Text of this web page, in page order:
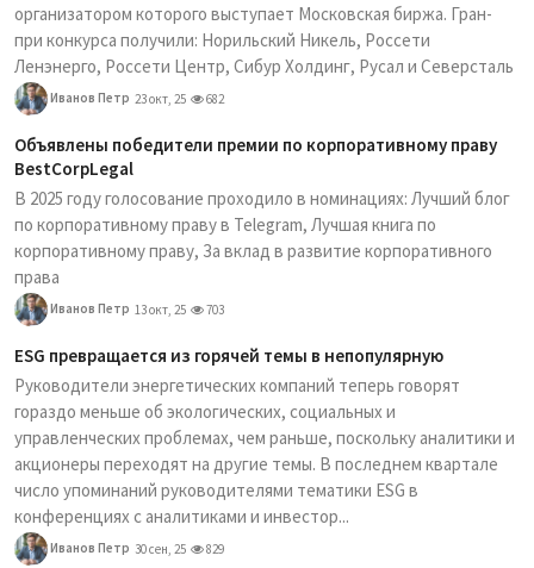
организатором которого выступает Московская биржа. Гран-
при конкурса получили: Норильский Никель, Россети
Ленэнерго, Россети Центр, Сибур Холдинг, Русал и Северсталь
Иванов Петр 23 окт, 25 682
Объявлены победители премии по корпоративному праву
BestCorpLegal
В 2025 году голосование проходило в номинациях: Лучший блог
по корпоративному праву в Telegram, Лучшая книга по
корпоративному праву, За вклад в развитие корпоративного
права
Иванов Петр 13 окт, 25 703
ESG превращается из горячей темы в непопулярную
Руководители энергетических компаний теперь говорят
гораздо меньше об экологических, социальных и
управленческих проблемах, чем раньше, поскольку аналитики и
акционеры переходят на другие темы. В последнем квартале
число упоминаний руководителями тематики ESG в
конференциях с аналитиками и инвестор...
Иванов Петр 30 сен, 25 829